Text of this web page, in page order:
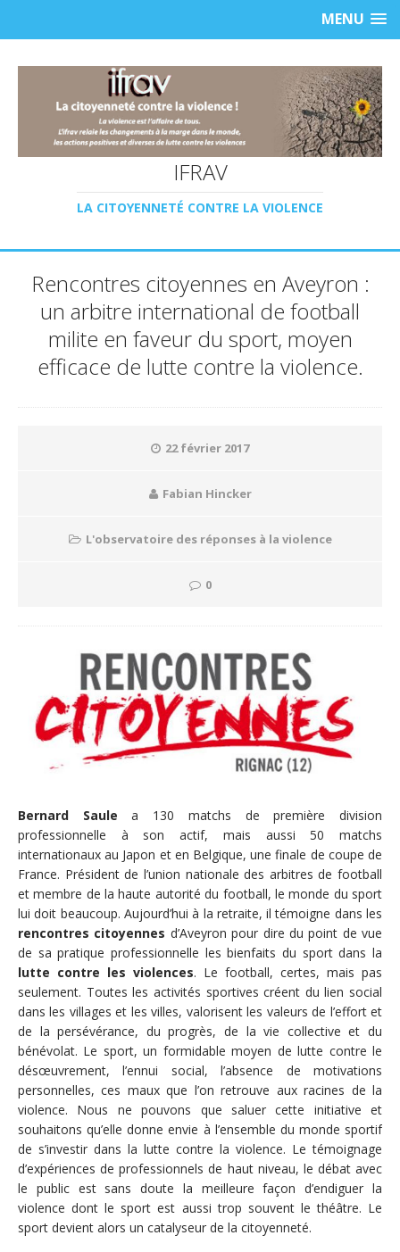
MENU
IFRAV
LA CITOYENNETÉ CONTRE LA VIOLENCE
Rencontres citoyennes en Aveyron :
un arbitre international de football
milite en faveur du sport, moyen
efficace de lutte contre la violence.
22 février 2017
Fabian Hincker
L'observatoire des réponses à la violence
0
Bernard Saule a 130 matchs de première division
professionnelle à son actif, mais aussi 50 matchs
internationaux au Japon et en Belgique, une finale de coupe de
France. Président de l’union nationale des arbitres de football
et membre de la haute autorité du football, le monde du sport
lui doit beaucoup. Aujourd’hui à la retraite, il témoigne dans les
rencontres citoyennes d’Aveyron pour dire du point de vue
de sa pratique professionnelle les bienfaits du sport dans la
lutte contre les violences. Le football, certes, mais pas
seulement. Toutes les activités sportives créent du lien social
dans les villages et les villes, valorisent les valeurs de l’effort et
de la persévérance, du progrès, de la vie collective et du
bénévolat. Le sport, un formidable moyen de lutte contre le
désœuvrement, l’ennui social, l’absence de motivations
personnelles, ces maux que l’on retrouve aux racines de la
violence. Nous ne pouvons que saluer cette initiative et
souhaitons qu’elle donne envie à l’ensemble du monde sportif
de s’investir dans la lutte contre la violence. Le témoignage
d’expériences de professionnels de haut niveau, le débat avec
le public est sans doute la meilleure façon d’endiguer la
violence dont le sport est aussi trop souvent le théâtre. Le
sport devient alors un catalyseur de la citoyenneté.